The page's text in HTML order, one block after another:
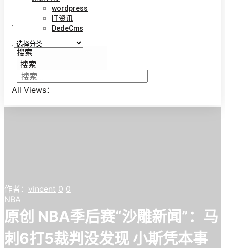
wordpress
IT资讯
DedeCms
.
.
搜索
搜索
All Views：
作者： vincent 0 0
NBA
原创 NBA季后赛“沙雕新闻”：马
刺6打5裁判没发现 小斯凭本事